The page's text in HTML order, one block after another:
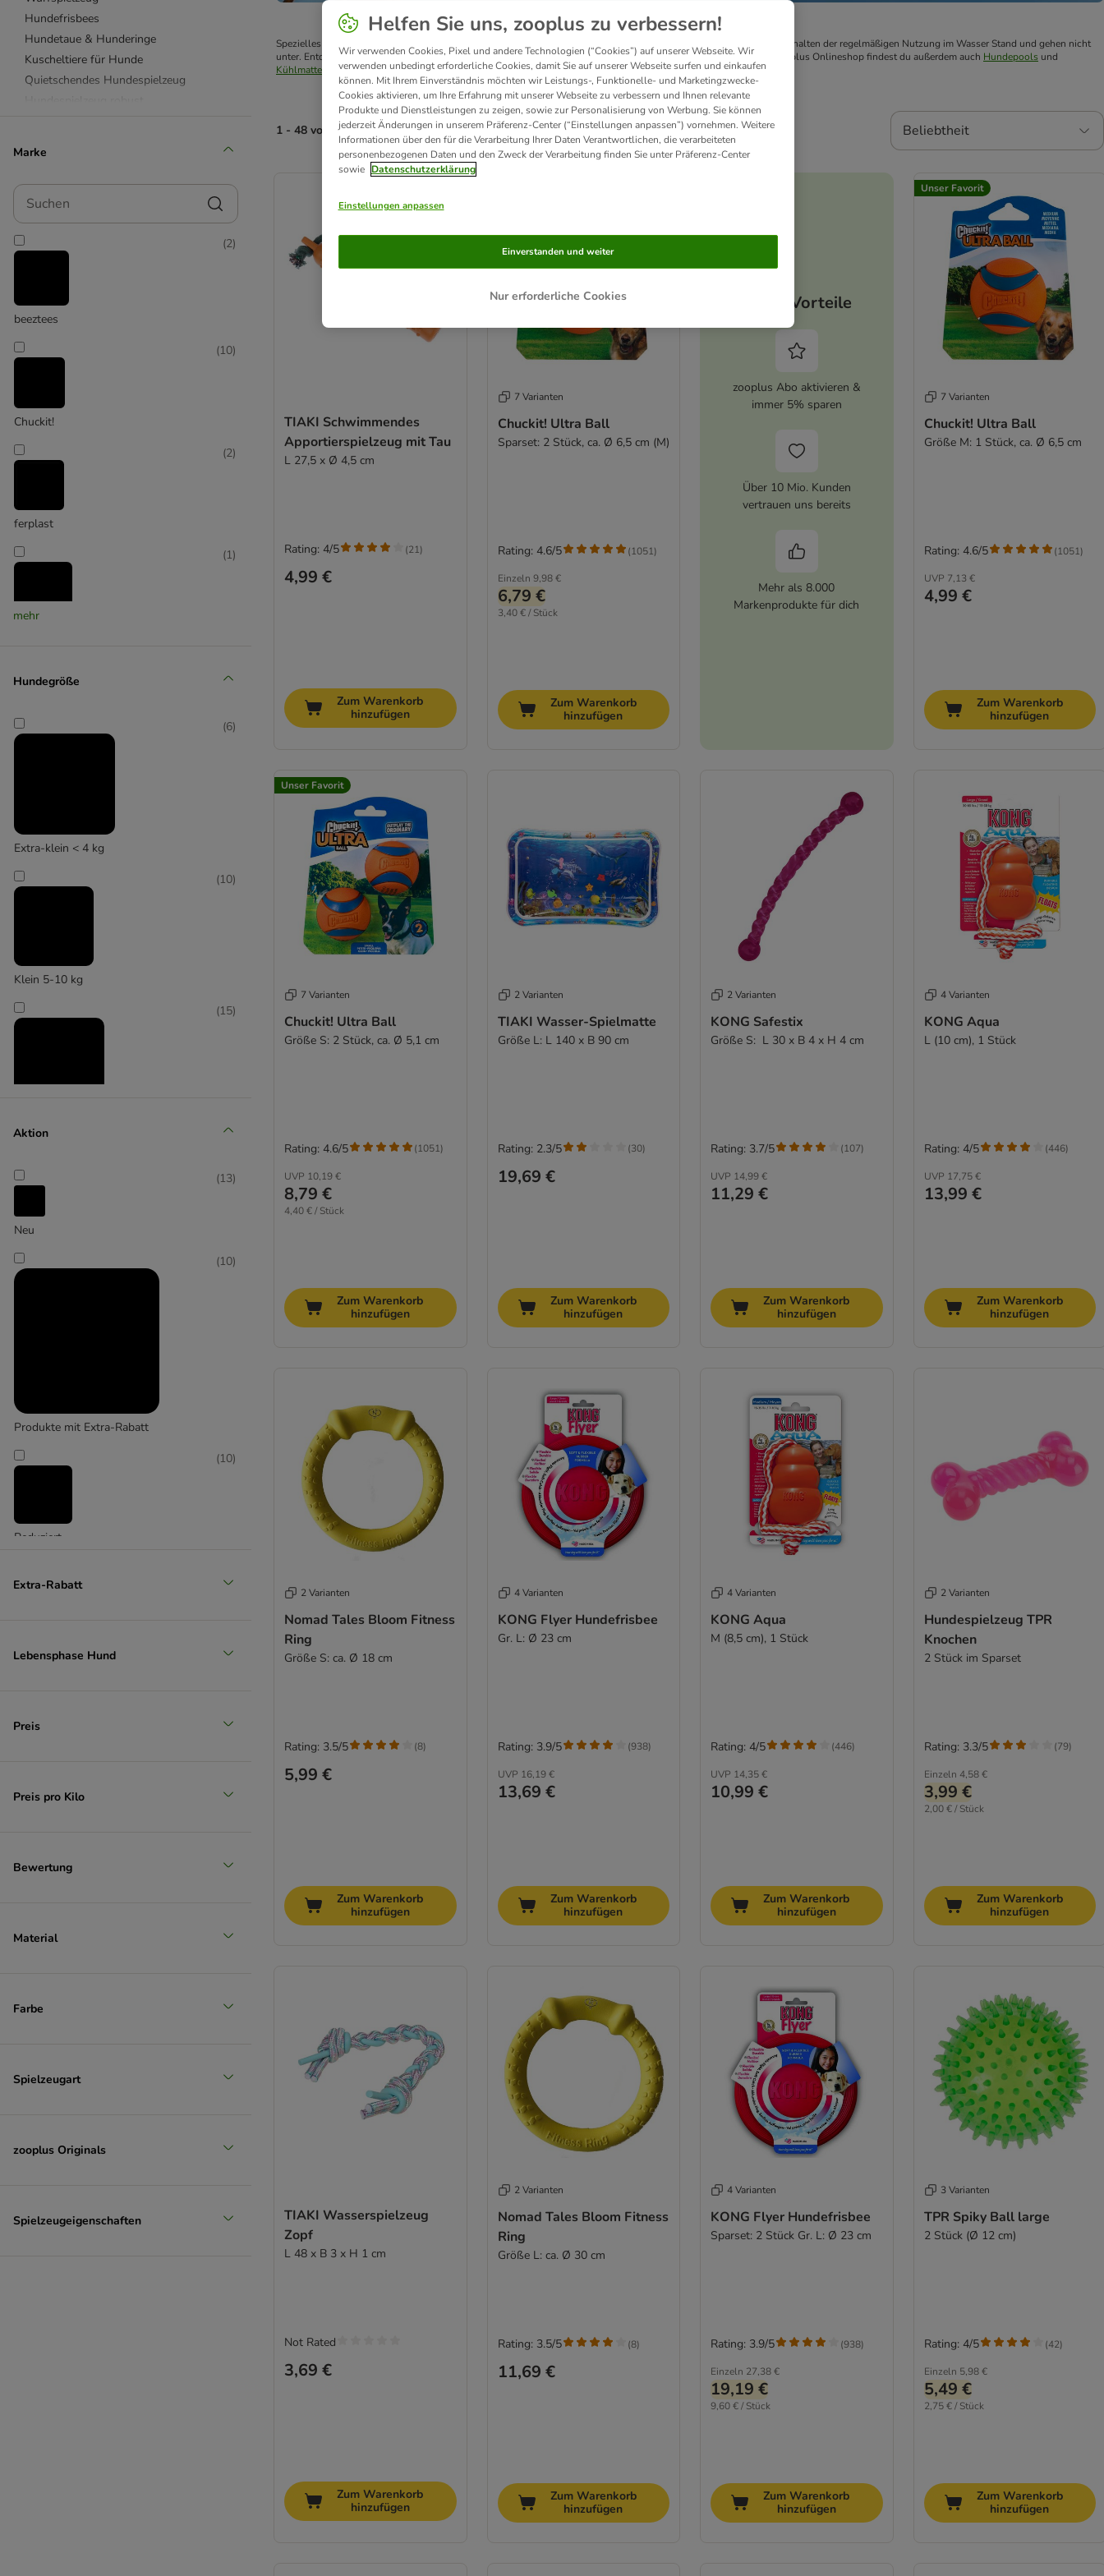
Hundefrisbees
Hundetaue & Hunderinge
Kuscheltiere für Hunde
Quietschendes Hundespielzeug
Bobby
Chuckit!
Designed by Lotte
Modern Living
Nomad Tales
Marke
Suchen
beeztees
(2)
Chuckit!
(10)
ferplast
(2)
(1)
mehr
Hundegröße
Extra-klein < 4 kg
(6)
Klein 5-10 kg
(10)
(15)
Groß 26-45 kg
Extra-groß > 45 kg
Aktion
Neu
(13)
Produkte mit Extra-Rabatt
(10)
Reduziert
(10)
Extra-Rabatt
Lebensphase Hund
Preis
Preis pro Kilo
Bewertung
Material
Farbe
Spielzeugart
zooplus Originals
Spielzeugeigenschaften
Spezielles Wasserspielzeug für Hunde ist ein Muss für
. Die verschiedenen Modelle halten der regelmäßigen Nutzung im Wasser Stand und gehen nicht
unter. Entdecke hier eine große Auswahl an Wasserspielzeug für Hunde und Schwimmspielzeug für Hunde. Im zooplus Onlineshop findest du außerdem auch Hundepools
Kühlmatten für Hunde!
1 - 48 von 65 Produkte Beliebtheit
product items have been changed
TIAKI Schwimmendes
Apportierspielzeug mit Tau
L 27,5 x Ø 4,5 cm
4,99 €
Rating: 4/5 (21)
Zum Warenkorb
hinzufügen
7 Varianten
Chuckit! Ultra Ball
Sparset: 2 Stück, ca. Ø 6,5 cm (M)
Einzeln 9,98 €
6,79 €
3,40 € / Stück
Rating: 4.6/5 (1051)
Zum Warenkorb
hinzufügen
Deine Vorteile
zooplus Abo aktivieren &
immer 5% sparen
Über 10 Mio. Kunden
vertrauen uns bereits
Mehr als 8.000
Markenprodukte für dich
Unser Favorit
7 Varianten
Chuckit! Ultra Ball
Größe M: 1 Stück, ca. Ø 6,5 cm
UVP 7,13 €
4,99 €
Rating: 4.6/5 (1051)
Zum Warenkorb
hinzufügen
Unser Favorit
7 Varianten
Chuckit! Ultra Ball
Größe S: 2 Stück, ca. Ø 5,1 cm
UVP 10,19 €
8,79 €
4,40 € / Stück
Rating: 4.6/5 (1051)
Zum Warenkorb
hinzufügen
2 Varianten
TIAKI Wasser-Spielmatte
Größe L: L 140 x B 90 cm
19,69 €
Rating: 2.3/5 (30)
Zum Warenkorb
hinzufügen
2 Varianten
KONG Safestix
Größe S: L 30 x B 4 x H 4 cm
UVP 14,99 €
11,29 €
Rating: 3.7/5 (107)
Zum Warenkorb
hinzufügen
4 Varianten
KONG Aqua
L (10 cm), 1 Stück
UVP 17,75 €
13,99 €
Rating: 4/5 (446)
Zum Warenkorb
hinzufügen
2 Varianten
Nomad Tales Bloom Fitness
Ring
Größe S: ca. Ø 18 cm
5,99 €
Rating: 3.5/5 (8)
Zum Warenkorb
hinzufügen
4 Varianten
KONG Flyer Hundefrisbee
Gr. L: Ø 23 cm
UVP 16,19 €
13,69 €
Rating: 3.9/5 (938)
Zum Warenkorb
hinzufügen
4 Varianten
KONG Aqua
M (8,5 cm), 1 Stück
UVP 14,35 €
10,99 €
Rating: 4/5 (446)
Zum Warenkorb
hinzufügen
2 Varianten
Hundespielzeug TPR
Knochen
2 Stück im Sparset
Einzeln 4,58 €
3,99 €
2,00 € / Stück
Rating: 3.3/5 (79)
Zum Warenkorb
hinzufügen
TIAKI Wasserspielzeug
Zopf
L 48 x B 3 x H 1 cm
3,69 €
Not Rated
Zum Warenkorb
hinzufügen
2 Varianten
Nomad Tales Bloom Fitness
Ring
Größe L: ca. Ø 30 cm
11,69 €
Rating: 3.5/5 (8)
Zum Warenkorb
hinzufügen
4 Varianten
KONG Flyer Hundefrisbee
Sparset: 2 Stück Gr. L: Ø 23 cm
Einzeln 27,38 €
19,19 €
9,60 € / Stück
Rating: 3.9/5 (938)
Zum Warenkorb
hinzufügen
3 Varianten
TPR Spiky Ball large
2 Stück (Ø 12 cm)
Einzeln 5,98 €
5,49 €
2,75 € / Stück
Rating: 4/5 (42)
Zum Warenkorb
hinzufügen
Helfen Sie uns, zooplus zu verbessern!
Wir verwenden Cookies, Pixel und andere Technologien (“Cookies”) auf unserer Webseite. Wir
verwenden unbedingt erforderliche Cookies, damit Sie auf unserer Webseite surfen und einkaufen
können. Mit Ihrem Einverständnis möchten wir Leistungs-, Funktionelle- und Marketingzwecke-
Cookies aktivieren, um Ihre Erfahrung mit unserer Webseite zu verbessern und Ihnen relevante
Produkte und Dienstleistungen zu zeigen, sowie zur Personalisierung von Werbung. Sie können
jederzeit Änderungen in unserem Präferenz-Center (“Einstellungen anpassen”) vornehmen. Weitere
Informationen über den für die Verarbeitung Ihrer Daten Verantwortlichen, die verarbeiteten
personenbezogenen Daten und den Zweck der Verarbeitung finden Sie unter Präferenz-Center
sowie Datenschutzerklärung
Einstellungen anpassen
Nur erforderliche Cookies
Einverstanden und weiter